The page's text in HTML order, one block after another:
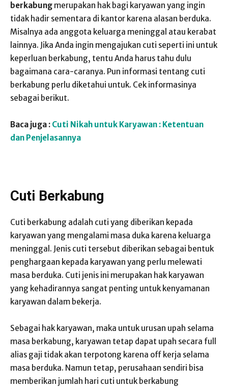
berkabung merupakan hak bagi karyawan yang ingin
tidak hadir sementara di kantor karena alasan berduka.
Misalnya ada anggota keluarga meninggal atau kerabat
lainnya. Jika Anda ingin mengajukan cuti seperti ini untuk
keperluan berkabung, tentu Anda harus tahu dulu
bagaimana cara-caranya. Pun informasi tentang cuti
berkabung perlu diketahui untuk. Cek informasinya
sebagai berikut.
Baca juga : Cuti Nikah untuk Karyawan : Ketentuan
dan Penjelasannya
Cuti Berkabung
Cuti berkabung adalah cuti yang diberikan kepada
karyawan yang mengalami masa duka karena keluarga
meninggal. Jenis cuti tersebut diberikan sebagai bentuk
penghargaan kepada karyawan yang perlu melewati
masa berduka. Cuti jenis ini merupakan hak karyawan
yang kehadirannya sangat penting untuk kenyamanan
karyawan dalam bekerja.
Sebagai hak karyawan, maka untuk urusan upah selama
masa berkabung, karyawan tetap dapat upah secara full
alias gaji tidak akan terpotong karena off kerja selama
masa berduka. Namun tetap, perusahaan sendiri bisa
memberikan jumlah hari cuti untuk berkabung